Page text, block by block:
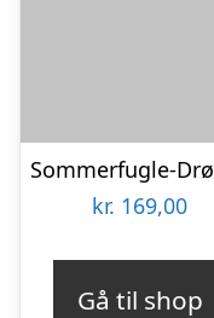
kr. 169,00
Gå til shop